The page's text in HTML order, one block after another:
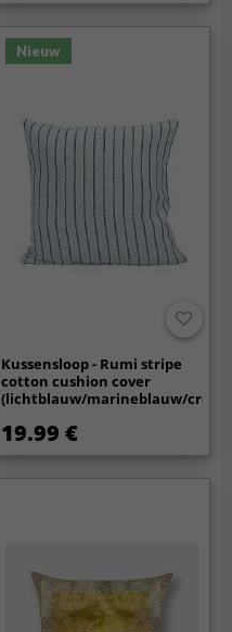
Nieuw
Kussensloop - Rumi stripe
cotton cushion cover
(lichtblauw/marineblauw/
19.99 €